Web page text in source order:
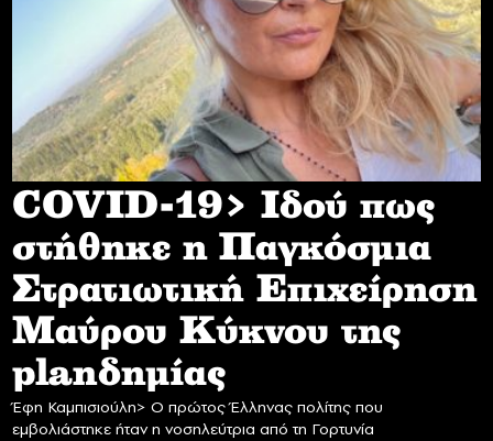
COVID-19> Iδού πως
στήθηκε η Παγκόσμια
Στρατιωτική Επιχείρηση
Mαύρου Κύκνου της
planδημίας
Έφη Καμπισιούλη> Ο πρώτος Έλληνας πολίτης που
εμβολιάστηκε ήταν η νοσηλεύτρια από τη Γορτυνία